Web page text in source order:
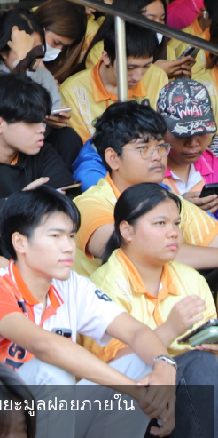
ะมูลฝอยภายใน